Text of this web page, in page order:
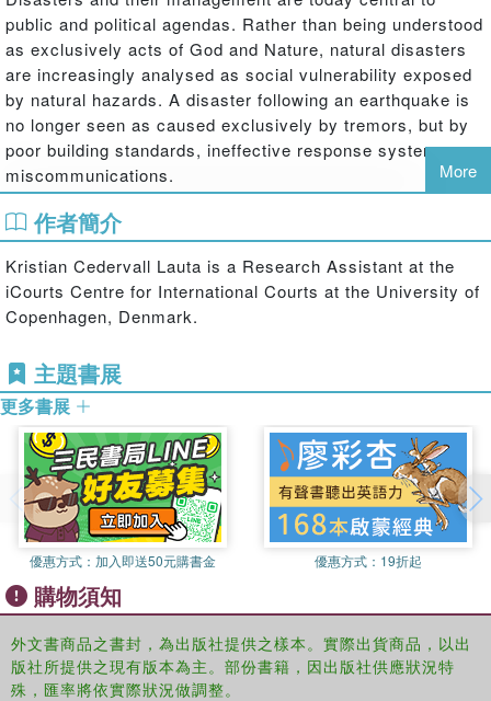
public and political agendas. Rather than being understood
as exclusively acts of God and Nature, natural disasters
are increasingly analysed as social vulnerability exposed
by natural hazards. A disaster following an earthquake is
no longer seen as caused exclusively by tremors, but by
poor building standards, ineffective response systems, or
miscommunications.
This book argues that the shift in how a disaster is spoken
of and managed affects fundamental notions of duty,
responsibility and justice. The book considers the role of
law in disasters and in particular the regulation of disaster
response and the allocation of responsibility in the
approached emergencies, including natural disasters, from
a dichotomy of normalcy and emergency. In the state of
emergency, norms were replaced by exceptions;
democracy by dictatorship; and rights by necessity.
However, as the disaster becomes socialized the idea of a
clear distinction between normalcy and emergency
crumbles. Looking at international and domestic legislation
from a range of jurisdictions the book shows how natural
disasters are increasingly normalized and increasingly
objects of legal regulation and interpretation.
researchers of legal theory, and natural hazards and
disasters.
More
作者簡介
Kristian Cedervall Lauta is a Research Assistant at the
iCourts Centre for International Courts at the University of
Copenhagen, Denmark.
主題書展
更多書展
優惠方式： 加入即送50元購書金 優惠方式： 19折起
購物須知
外文書商品之書封，為出版社提供之樣本。實際出貨商品，以出
版社所提供之現有版本為主。部份書籍，因出版社供應狀況特
殊，匯率將依實際狀況做調整。